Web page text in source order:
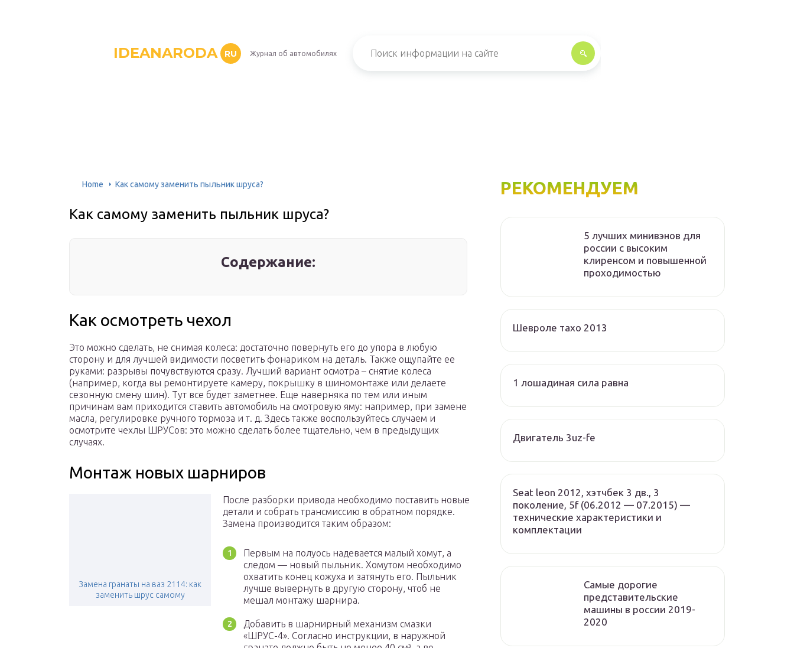
IDEANARODA RU Журнал об автомобилях
Home Как самому заменить пыльник шруса?
Как самому заменить пыльник шруса?
Содержание:
Как осмотреть чехол
Это можно сделать, не снимая колеса: достаточно повернуть его до упора в любую
сторону и для лучшей видимости посветить фонариком на деталь. Также ощупайте ее
руками: разрывы почувствуются сразу. Лучший вариант осмотра – снятие колеса
(например, когда вы ремонтируете камеру, покрышку в шиномонтаже или делаете
сезонную смену шин). Тут все будет заметнее. Еще наверняка по тем или иным
причинам вам приходится ставить автомобиль на смотровую яму: например, при замене
масла, регулировке ручного тормоза и т. д. Здесь также воспользуйтесь случаем и
осмотрите чехлы ШРУСов: это можно сделать более тщательно, чем в предыдущих
случаях.
Монтаж новых шарниров
Замена гранаты на ваз 2114: как
заменить шрус самому
После разборки привода необходимо поставить новые
детали и собрать трансмиссию в обратном порядке.
Замена производится таким образом:
Первым на полуось надевается малый хомут, а
следом — новый пыльник. Хомутом необходимо
охватить конец кожуха и затянуть его. Пыльник
лучше вывернуть в другую сторону, чтоб не
мешал монтажу шарнира.
Добавить в шарнирный механизм смазки
«ШРУС-4». Согласно инструкции, в наружной
РЕКОМЕНДУЕМ
5 лучших минивэнов для
россии с высоким
клиренсом и повышенной
проходимостью
Шевроле тахо 2013
1 лошадиная сила равна
Двигатель 3uz-fe
Seat leon 2012, хэтчбек 3 дв., 3
поколение, 5f (06.2012 — 07.2015) —
технические характеристики и
комплектации
Cамые дорогие
представительские
машины в россии 2019-
2020